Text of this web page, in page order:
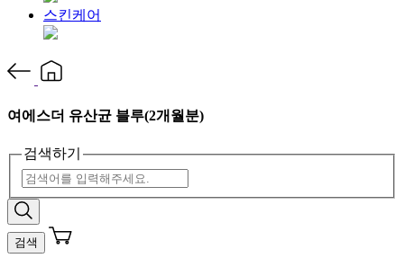
스킨케어
여에스더 유산균 블루(2개월분)
검색하기
검색